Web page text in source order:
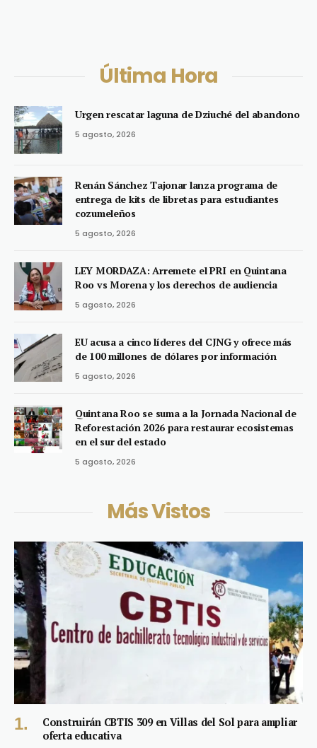
Última Hora
Urgen rescatar laguna de Dziuché del abandono
5 agosto, 2026
Renán Sánchez Tajonar lanza programa de
entrega de kits de libretas para estudiantes
cozumeleños
5 agosto, 2026
LEY MORDAZA: Arremete el PRI en Quintana
Roo vs Morena y los derechos de audiencia
5 agosto, 2026
EU acusa a cinco líderes del CJNG y ofrece más
de 100 millones de dólares por información
5 agosto, 2026
Quintana Roo se suma a la Jornada Nacional de
Reforestación 2026 para restaurar ecosistemas
en el sur del estado
5 agosto, 2026
Más Vistos
Construirán CBTIS 309 en Villas del Sol para ampliar
oferta educativa